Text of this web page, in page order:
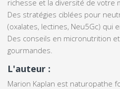
richesse et la diversité de votre
Des stratégies ciblées pour
(oxalates, lectines, Neu5Gc) qui
Des conseils en micronutrition
gourmandes.
L'auteur :
Marion Kaplan est naturopathe